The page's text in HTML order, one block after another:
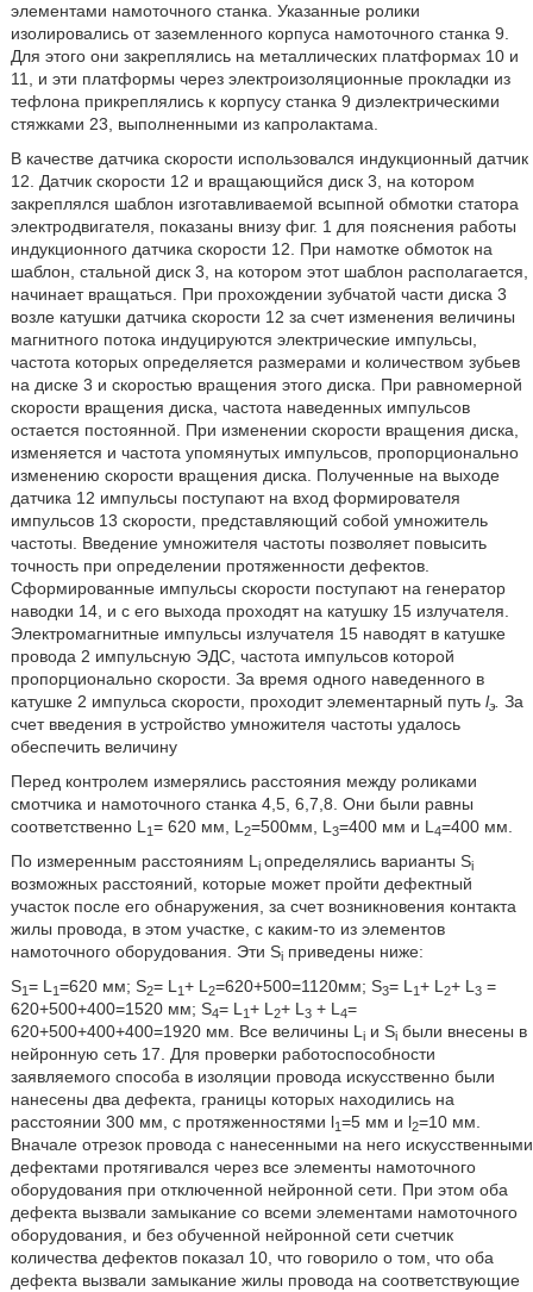
элементами намоточного станка. Указанные ролики
изолировались от заземленного корпуса намоточного станка 9.
Для этого они закреплялись на металлических платформах 10 и
11, и эти платформы через электроизоляционные прокладки из
тефлона прикреплялись к корпусу станка 9 диэлектрическими
стяжками 23, выполненными из капролактама.
В качестве датчика скорости использовался индукционный датчик
12. Датчик скорости 12 и вращающийся диск 3, на котором
закреплялся шаблон изготавливаемой всыпной обмотки статора
электродвигателя, показаны внизу фиг. 1 для пояснения работы
индукционного датчика скорости 12. При намотке обмоток на
шаблон, стальной диск 3, на котором этот шаблон располагается,
начинает вращаться. При прохождении зубчатой части диска 3
возле катушки датчика скорости 12 за счет изменения величины
магнитного потока индуцируются электрические импульсы,
частота которых определяется размерами и количеством зубьев
на диске 3 и скоростью вращения этого диска. При равномерной
скорости вращения диска, частота наведенных импульсов
остается постоянной. При изменении скорости вращения диска,
изменяется и частота упомянутых импульсов, пропорционально
изменению скорости вращения диска. Полученные на выходе
датчика 12 импульсы поступают на вход формирователя
импульсов 13 скорости, представляющий собой умножитель
частоты. Введение умножителя частоты позволяет повысить
точность при определении протяженности дефектов.
Сформированные импульсы скорости поступают на генератор
наводки 14, и с его выхода проходят на катушку 15 излучателя.
Электромагнитные импульсы излучателя 15 наводят в катушке
провода 2 импульсную ЭДС, частота импульсов которой
пропорционально скорости. За время одного наведенного в
катушке 2 импульса скорости, проходит элементарный путь lэ. За
счет введения в устройство умножителя частоты удалось
обеспечить величину
Перед контролем измерялись расстояния между роликами
смотчика и намоточного станка 4,5, 6,7,8. Они были равны
соответственно L1= 620 мм, L2=500мм, L3=400 мм и L4=400 мм.
По измеренным расстояниям Li определялись варианты Si
возможных расстояний, которые может пройти дефектный
участок после его обнаружения, за счет возникновения контакта
жилы провода, в этом участке, с каким-то из элементов
намоточного оборудования. Эти Siприведены ниже:
S1= L1=620 мм; S2= L1+ L2=620+500=1120мм; S3= L1+ L2+ L3=
620+500+400=1520 мм; S4= L1+ L2+ L3+ L4=
620+500+400+400=1920 мм. Все величины Liи Siбыли внесены в
нейронную сеть 17. Для проверки работоспособности
заявляемого способа в изоляции провода искусственно были
нанесены два дефекта, границы которых находились на
расстоянии 300 мм, с протяженностями l1=5 мм и l2=10 мм.
Вначале отрезок провода с нанесенными на него искусственными
дефектами протягивался через все элементы намоточного
оборудования при отключенной нейронной сети. При этом оба
дефекта вызвали замыкание со всеми элементами намоточного
оборудования, и без обученной нейронной сети счетчик
количества дефектов показал 10, что говорило о том, что оба
дефекта вызвали замыкание жилы провода на соответствующие